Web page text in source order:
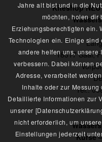
Kiteshop
18317 Saal,
Tel.:
Kurse
Jahre alt bist und in die
möchten, holen dir
Erziehungsberechtigten ein.
Technologien ein. Einige sind
andere helfen uns, unsere
verbessern. Dabei können
Adresse, verarbeitet
Inhalte oder zur
Detaillierte Informationen zur
unserer
nicht erforderlich, um
Einstellungen jederzeit